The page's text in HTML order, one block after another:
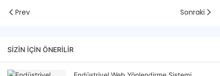
Prev Sonraki
SIZIN IÇIN ÖNERILIR